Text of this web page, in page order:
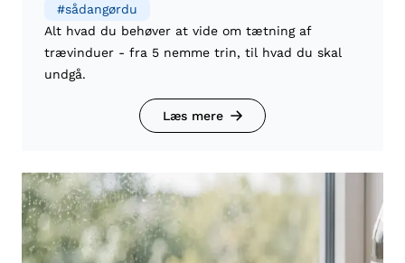
#sådangørdu
Alt hvad du behøver at vide om tætning af
trævinduer - fra 5 nemme trin, til hvad du skal
undgå.
Læs mere